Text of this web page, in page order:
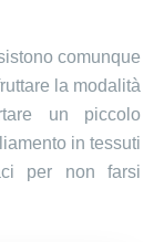
comunque
la modalità
un piccolo
in tessuti
per non farsi